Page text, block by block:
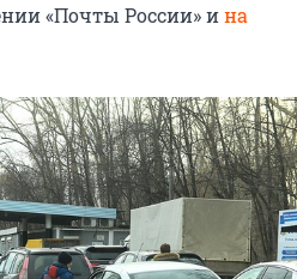
«Почты России» ина